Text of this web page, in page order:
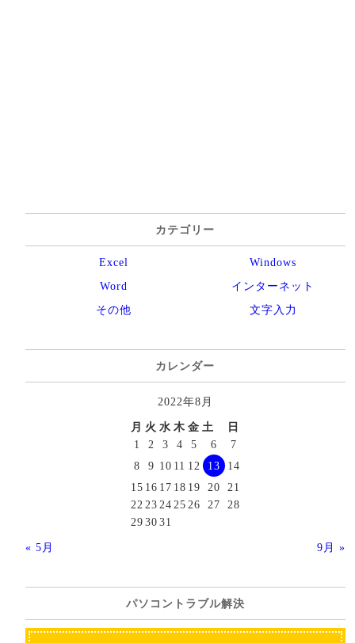
カテゴリー
Excel
Windows
Word
インターネット
その他
文字入力
カレンダー
2022年8月
月 火 水 木金 土
日
1
2 3 4 5 6
7
8
9 10 11 12 13
14
15 16 17 18 19 20
21
22 23 24 25 26 27
28
293031
« 5月
9月 »
パソコントラブル解決